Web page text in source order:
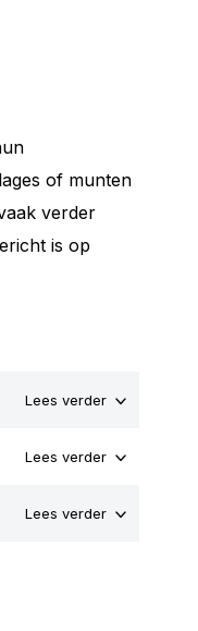
of munten
verder
is op
Lees verder
Lees verder
Lees verder